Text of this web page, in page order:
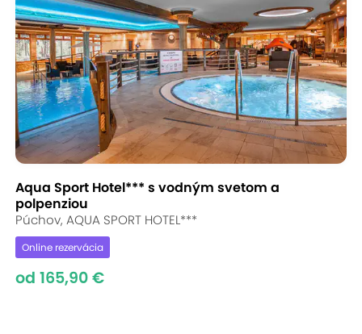
Aqua Sport Hotel*** s vodným svetom a
polpenziou
Púchov, AQUA SPORT HOTEL***
Online rezervácia
od 165,90 €